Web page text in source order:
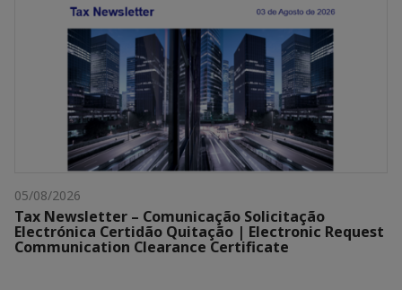
05/08/2026
Tax Newsletter – Comunicação Solicitação
Electrónica Certidão Quitação | Electronic Request
Communication Clearance Certificate